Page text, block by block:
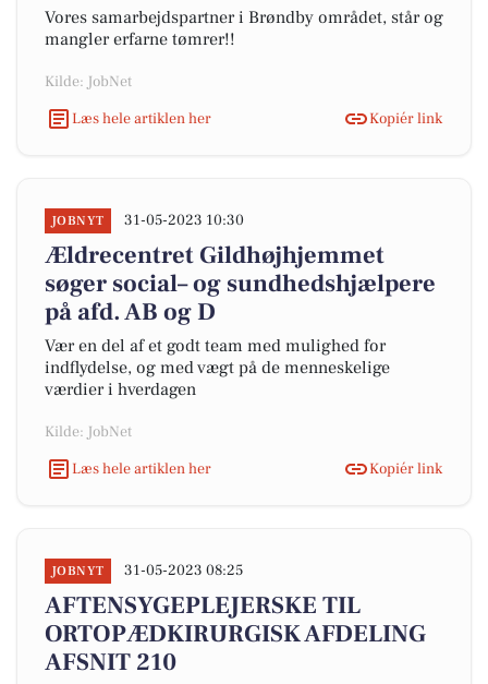
Vores samarbejdspartner i Brøndby området, står og
mangler erfarne tømrer!!
Kilde: JobNet
Læs hele artiklen her
Kopiér link
JOBNYT 31-05-2023 10:30
Ældrecentret Gildhøjhjemmet
søger social– og sundhedshjælpere
på afd. AB og D
Vær en del af et godt team med mulighed for
indflydelse, og med vægt på de menneskelige
værdier i hverdagen
Kilde: JobNet
Læs hele artiklen her
Kopiér link
JOBNYT 31-05-2023 08:25
AFTENSYGEPLEJERSKE TIL
ORTOPÆDKIRURGISK AFDELING
AFSNIT 210